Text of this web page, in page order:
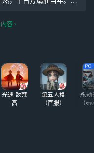
岩，誓志庙堂堪念。 于是
容
光遇-致梵
高
第五人格
（官服）
永劫
（